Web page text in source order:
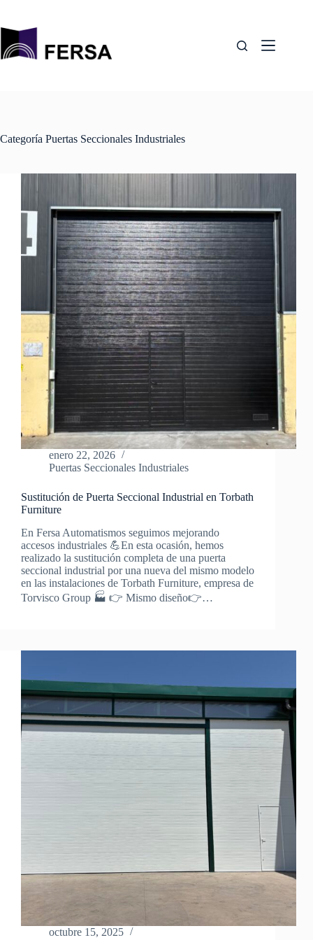
contenido
Categoría Puertas Seccionales Industriales
enero 22, 2026
Puertas Seccionales Industriales
Sustitución de Puerta Seccional Industrial en Torbath
Furniture
En Fersa Automatismos seguimos mejorando
accesos industriales 💪En esta ocasión, hemos
realizado la sustitución completa de una puerta
seccional industrial por una nueva del mismo modelo
en las instalaciones de Torbath Furniture, empresa de
Torvisco Group 🏭 👉 Mismo diseño👉…
octubre 15, 2025